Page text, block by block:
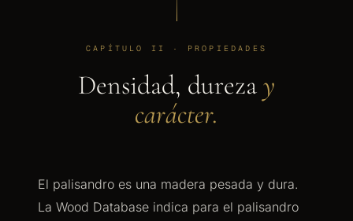
CAPÍTULO II · PROPIEDADES
Densidad, durezay
carácter.
El palisandro es una madera pesada y dura.
La Wood Database indica para el palisandro